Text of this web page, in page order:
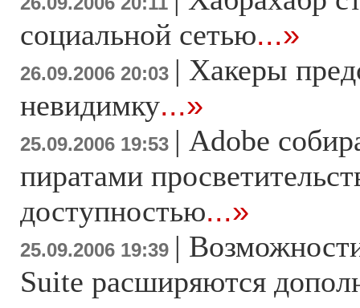
социальной сетью...»
26.09.2006 20:03 | Хакеры
невидимку...»
25.09.2006 19:53 | Adobe
пиратами
доступностью...»
25.09.2006 19:39 |
Suite расширяются